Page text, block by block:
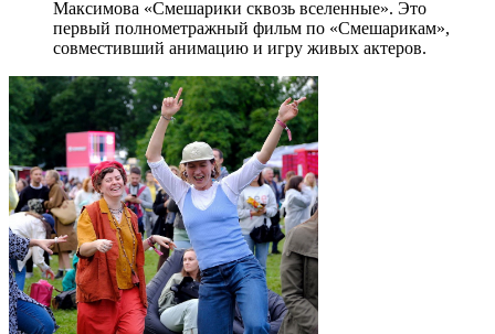
Максимова «Смешарики сквозь вселенные». Это
первый полнометражный фильм по «Смешарикам»,
совместивший анимацию и игру живых актеров.